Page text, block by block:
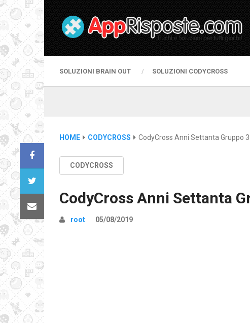
SOLUZIONI BRAIN OUT SOLUZIONI CODYCROSS
HOME CODYCROSS CodyCross Anni Settanta Gruppo
CODYCROSS
CodyCross Anni Settanta
root 05/08/2019